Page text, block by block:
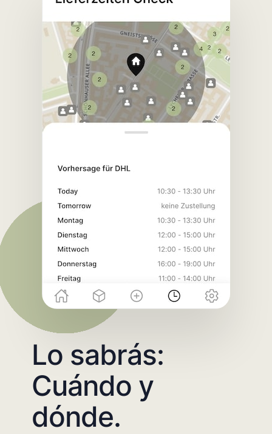
Lo sabrás:
Cuándo y
dónde.